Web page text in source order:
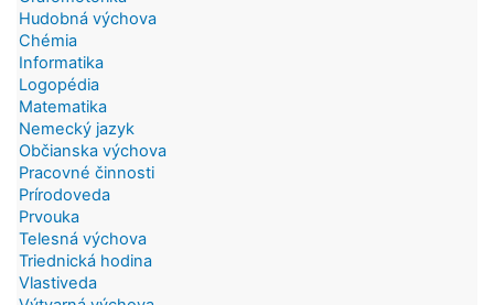
Hudobná výchova
Chémia
Informatika
Logopédia
Matematika
Nemecký jazyk
Občianska výchova
Pracovné činnosti
Prírodoveda
Prvouka
Telesná výchova
Triednická hodina
Vlastiveda